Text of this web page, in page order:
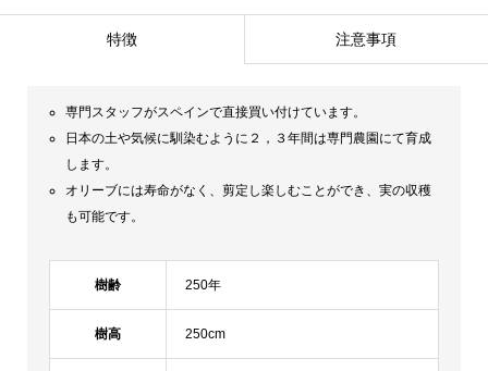
特徴 注意事項
専門スタッフがスペインで直接買い付けています。
日本の土や気候に馴染むように２，３年間は専門農園にて育成
します。
オリーブには寿命がなく、剪定し楽しむことができ、実の収穫
も可能です。
樹齢 250年
樹高 250cm